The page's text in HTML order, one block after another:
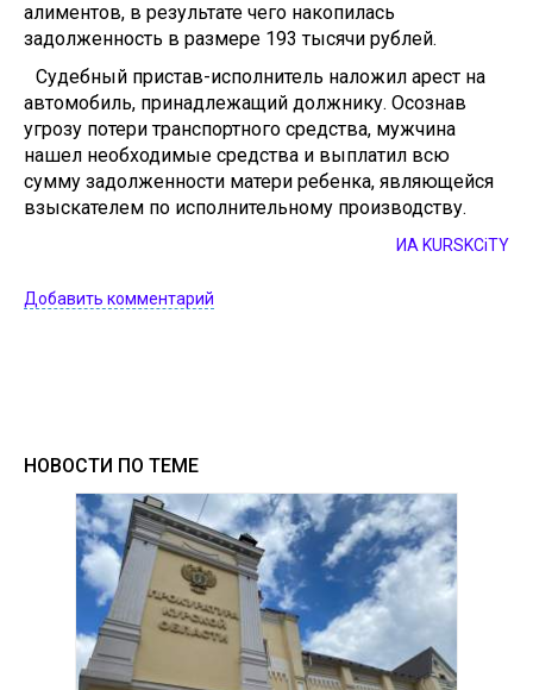
алиментов, в результате чего накопилась
задолженность в размере 193 тысячи рублей.
Судебный пристав-исполнитель наложил арест на
автомобиль, принадлежащий должнику. Осознав
угрозу потери транспортного средства, мужчина
нашел необходимые средства и выплатил всю
сумму задолженности матери ребенка, являющейся
взыскателем по исполнительному производству.
ИА KURSKCiTY
Добавить комментарий
НОВОСТИ ПО ТЕМЕ